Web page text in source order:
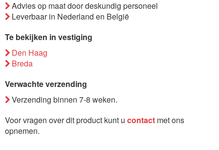
Advies op maat door deskundig personeel
Leverbaar in Nederland en België
Te bekijken in vestiging
Den Haag
Breda
Verwachte verzending
Verzending binnen 7-8 weken.
Voor vragen over dit product kunt u contact met ons
opnemen.